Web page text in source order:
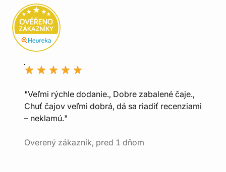
"Veľmi rýchle dodanie., Dobre zabalené čaje.,
Chuť čajov veľmi dobrá, dá sa riadiť recenziami
– neklamú."
Overený zákazník, pred 1 dňom